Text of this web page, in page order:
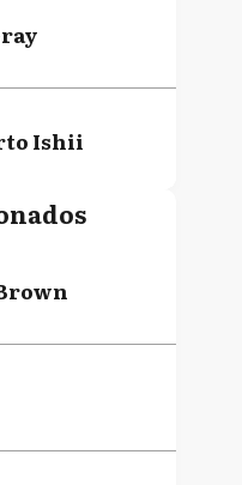
Ishii